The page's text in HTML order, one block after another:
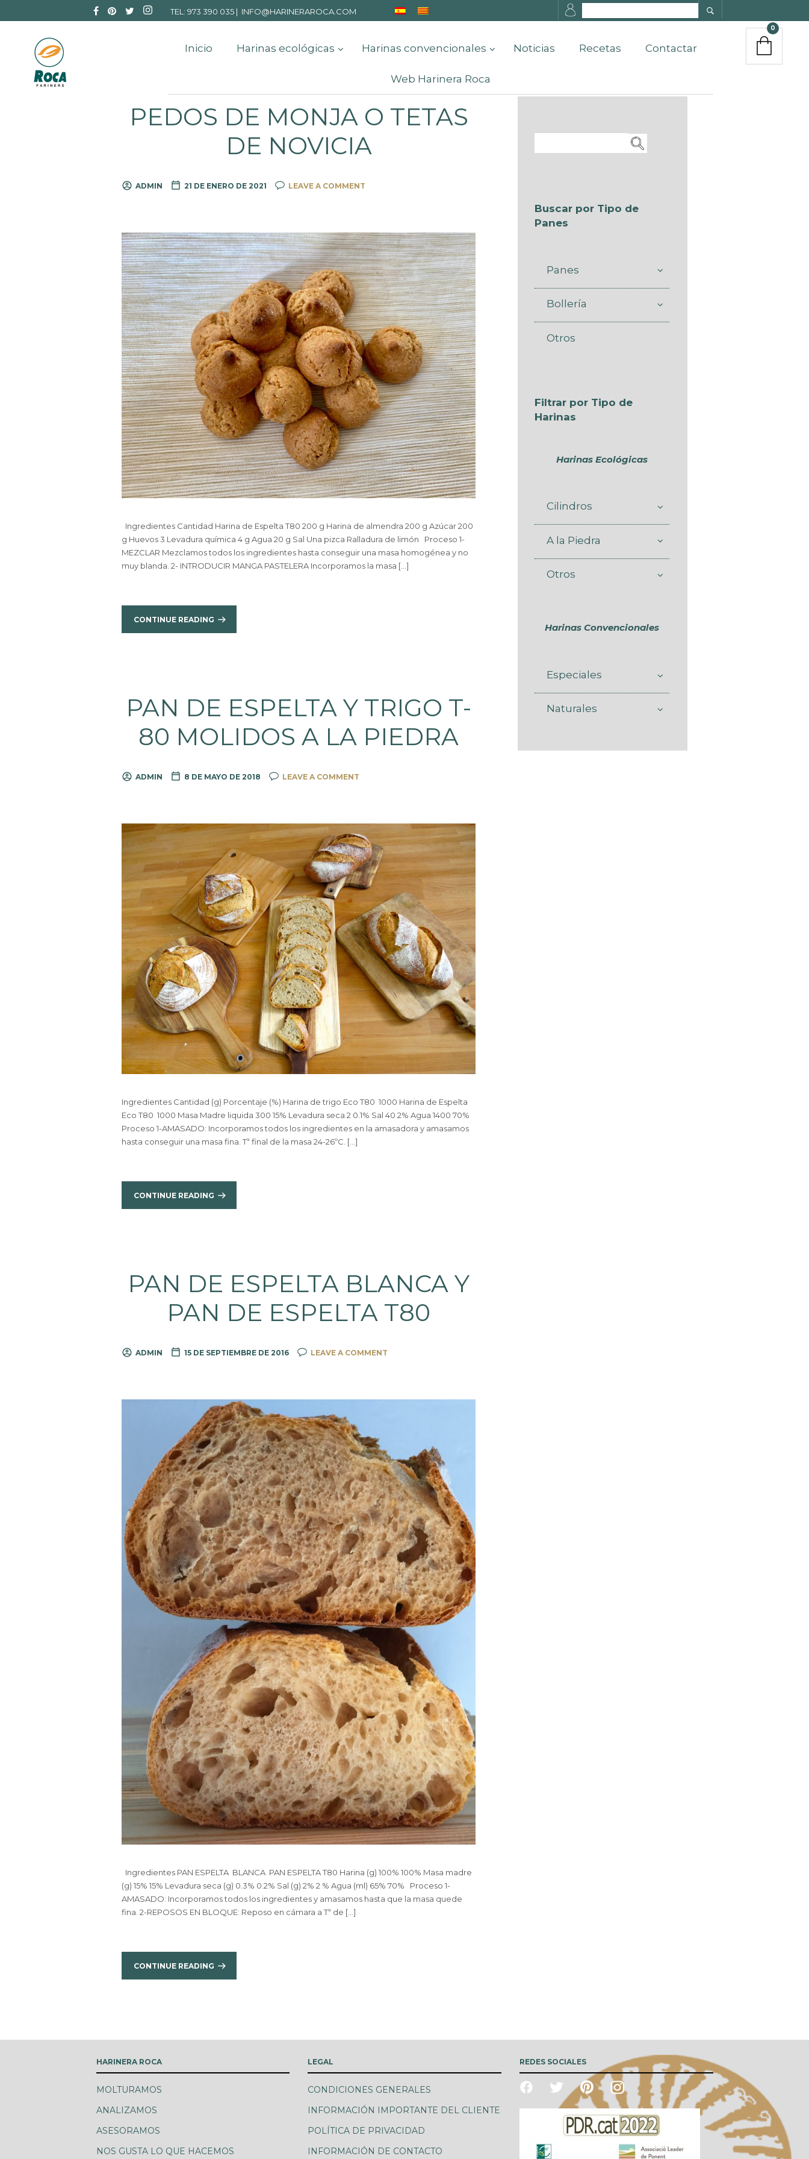
TEL: 973 390 035 | INFO@HARINERAROCA.COM
Inicio Harinas ecológicas Harinas convencionales Noticias Recetas Contactar
Web Harinera Roca
0
PEDOS DE MONJA O TETAS
DE NOVICIA
ADMIN 21 DE ENERO DE 2021 LEAVE A COMMENT
Ingredientes Cantidad Harina de Espelta T80 200 g Harina de almendra 200 g Azúcar 200
g Huevos 3 Levadura química 4 g Agua 20 g Sal Una pizca Ralladura de limón Proceso 1-
MEZCLAR Mezclamos todos los ingredientes hasta conseguir una masa homogénea y no
muy blanda. 2- INTRODUCIR MANGA PASTELERA Incorporamos la masa […]
CONTINUE READING
PAN DE ESPELTA Y TRIGO T-
80 MOLIDOS A LA PIEDRA
ADMIN 8 DE MAYO DE 2018 LEAVE A COMMENT
Ingredientes Cantidad (g) Porcentaje (%) Harina de trigo Eco T80 1000 Harina de Espelta
Eco T80 1000 Masa Madre liquida 300 15% Levadura seca 2 0.1% Sal 40 2% Agua 1400 70%
Proceso 1-AMASADO: Incorporamos todos los ingredientes en la amasadora y amasamos
hasta conseguir una masa fina. Tª final de la masa 24-26ºC. […]
CONTINUE READING
PAN DE ESPELTA BLANCA Y
PAN DE ESPELTA T80
ADMIN 15 DE SEPTIEMBRE DE 2016 LEAVE A COMMENT
Ingredientes PAN ESPELTA BLANCA PAN ESPELTA T80 Harina (g) 100% 100% Masa madre
(g) 15% 15% Levadura seca (g) 0.3% 0.2% Sal (g) 2% 2 % Agua (ml) 65% 70% Proceso 1-
AMASADO: Incorporamos todos los ingredientes y amasamos hasta que la masa quede
fina. 2-REPOSOS EN BLOQUE: Reposo en cámara a Tª de […]
CONTINUE READING
Buscar por Tipo de
Panes
Panes
Bollería
Otros
Filtrar por Tipo de
Harinas
Harinas Ecológicas
Cilindros
A la Piedra
Otros
Harinas Convencionales
Especiales
Naturales
HARINERA ROCA
MOLTURAMOS
ANALIZAMOS
ASESORAMOS
NOS GUSTA LO QUE HACEMOS
LEGAL
CONDICIONES GENERALES
INFORMACIÓN IMPORTANTE DEL CLIENTE
POLÍTICA DE PRIVACIDAD
INFORMACIÓN DE CONTACTO
REDES SOCIALES